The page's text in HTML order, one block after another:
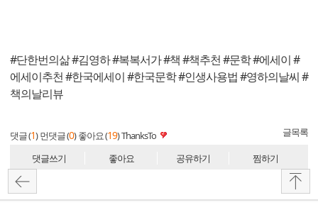
#단한번의삶 #김영하 #복복서가 #책 #책추천 #문학 #에세이 #
에세이추천 #한국에세이 #한국문학 #인생사용법 #영하의날씨 #
책의날리뷰
댓글 (1) 먼댓글 (0) 좋아요 (19)ThanksTo 글목록
댓글쓰기 좋아요 공유하기 찜하기